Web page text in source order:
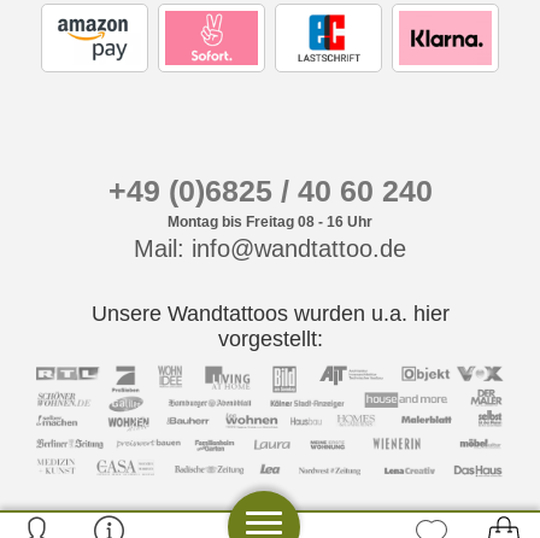
+49 (0)6825 / 40 60 240
Montag bis Freitag 08 - 16 Uhr
Mail: info@wandtattoo.de
Unsere Wandtattoos wurden u.a. hier
vorgestellt: